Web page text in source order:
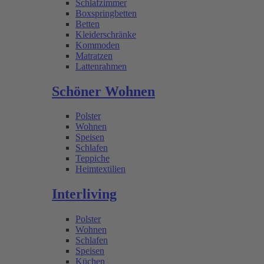
Schlafzimmer
Boxspringbetten
Betten
Kleiderschränke
Kommoden
Matratzen
Lattenrahmen
Schöner Wohnen
Polster
Wohnen
Speisen
Schlafen
Teppiche
Heimtextilien
Interliving
Polster
Wohnen
Schlafen
Speisen
Küchen